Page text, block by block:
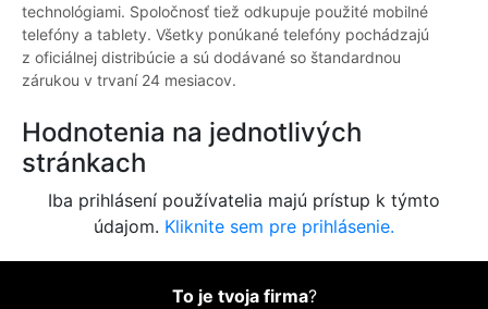
technológiami. Spoločnosť tiež odkupuje použité mobilné
telefóny a tablety. Všetky ponúkané telefóny pochádzajú
z oficiálnej distribúcie a sú dodávané so štandardnou
zárukou v trvaní 24 mesiacov.
Hodnotenia na jednotlivých
stránkach
Iba prihlásení používatelia majú prístup k týmto
údajom. Kliknite sem pre prihlásenie.
To je tvoja firma?